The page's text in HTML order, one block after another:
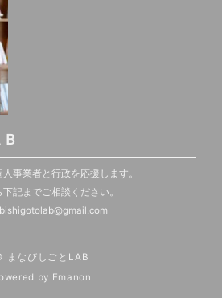
事業者と行政を応援します。
記までご相談ください。
まなびしごとLAB
by Emanon